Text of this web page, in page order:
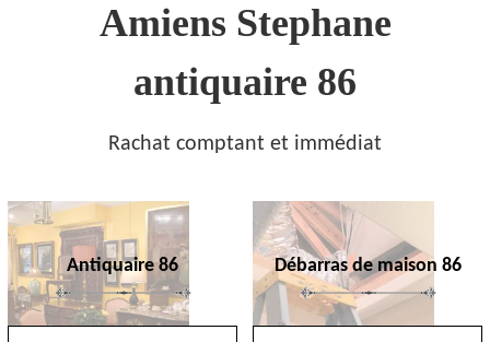
Amiens Stephane
antiquaire 86
Rachat comptant et immédiat
Antiquaire 86 Débarras de maison 86